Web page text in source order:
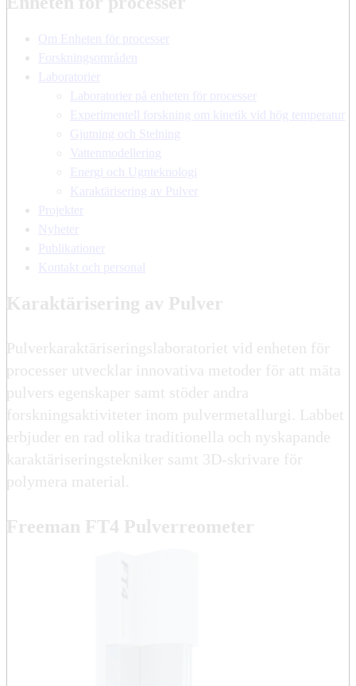
Om Enheten för processer
Forskningsområden
Laboratorier
Laboratorier på enheten för processer
Experimentell forskning om kinetik vid hög temperatur
Gjutning och Stelning
Vattenmodellering
Energi och Ugnteknologi
Karaktärisering av Pulver
Projekter
Nyheter
Publikationer
Kontakt och personal
Karaktärisering av Pulver
Pulverkaraktäriseringslaboratoriet vid enheten för
processer utvecklar innovativa metoder för att mäta
pulvers egenskaper samt stöder andra
forskningsaktiviteter inom pulvermetallurgi. Labbet
erbjuder en rad olika traditionella och nyskapande
karaktäriseringstekniker samt 3D-skrivare för
polymera material.
Freeman FT4 Pulverreometer